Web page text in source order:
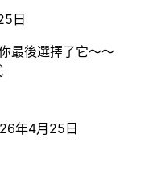
日
最後選擇了它～～
年4月25日